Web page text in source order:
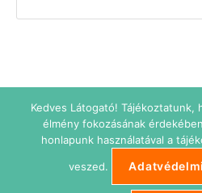
Adatkezelési tájékoztató
Kedves Látogató! Tájékoztatunk,
élmény fokozásának
honlapunk használatával a
veszed.